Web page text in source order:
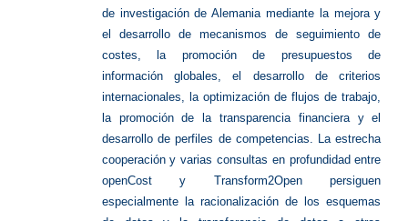
de investigación de Alemania mediante la mejora y
el desarrollo de mecanismos de seguimiento de
costes, la promoción de presupuestos de
información globales, el desarrollo de criterios
internacionales, la optimización de flujos de trabajo,
la promoción de la transparencia financiera y el
desarrollo de perfiles de competencias. La estrecha
cooperación y varias consultas en profundidad entre
openCost y Transform2Open persiguen
especialmente la racionalización de los esquemas